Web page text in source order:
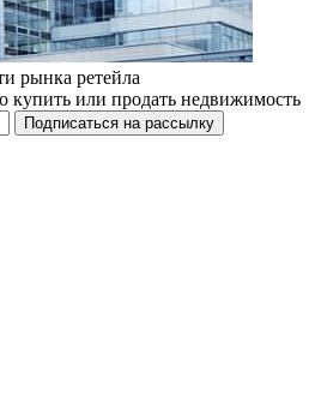
рынка ретейла
купить или продать недвижимость